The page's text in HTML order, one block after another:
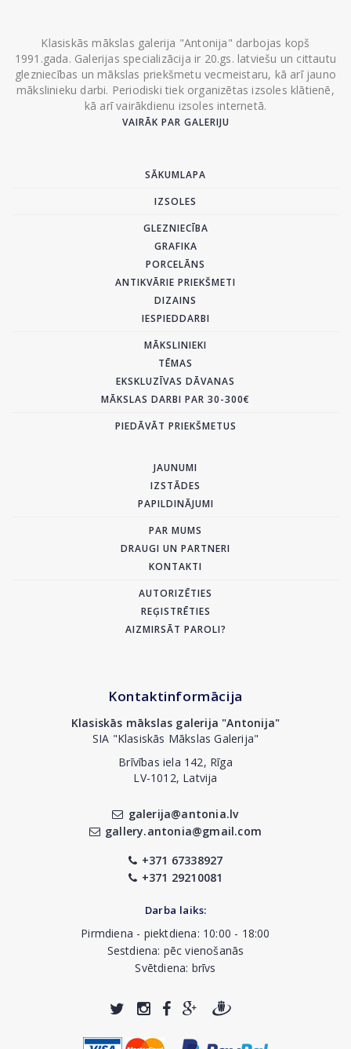
Klasiskās mākslas galerija "Antonija" darbojas kopš
1991.gada. Galerijas specializācija ir 20.gs. latviešu un cittautu
glezniecības un mākslas priekšmetu vecmeistaru, kā arī jauno
mākslinieku darbi. Periodiski tiek organizētas izsoles klātienē,
kā arī vairākdienu izsoles internetā.
VAIRĀK PAR GALERIJU
SĀKUMLAPA
IZSOLES
GLEZNIECĪBA
GRAFIKA
PORCELĀNS
ANTIKVĀRIE PRIEKŠMETI
DIZAINS
IESPIEDDARBI
MĀKSLINIEKI
TĒMAS
EKSKLUZĪVAS DĀVANAS
MĀKSLAS DARBI PAR 30-300€
PIEDĀVĀT PRIEKŠMETUS
JAUNUMI
IZSTĀDES
PAPILDINĀJUMI
PAR MUMS
DRAUGI UN PARTNERI
KONTAKTI
AUTORIZĒTIES
REĢISTRĒTIES
AIZMIRSĀT PAROLI?
Kontaktinformācija
Klasiskās mākslas galerija "Antonija"
SIA "Klasiskās Mākslas Galerija"
Brīvības iela 142, Rīga
LV-1012, Latvija
galerija@antonia.lv
gallery.antonia@gmail.com
+371 67338927
+371 29210081
Darba laiks:
Pirmdiena - piektdiena: 10:00 - 18:00
Sestdiena: pēc vienošanās
Svētdiena: brīvs